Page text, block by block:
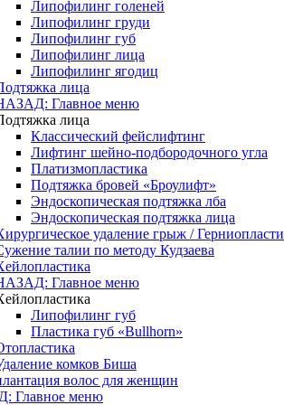
Липофилинг голеней
Липофилинг груди
Липофилинг губ
Липофилинг лица
Липофилинг ягодиц
лица
Главное меню
лица
Классический фейслифтинг
Лифтинг шейно-подбородочного угла
Платизмопластика
Подтяжка бровей «Броулифт»
Эндоскопическая подтяжка лба
Эндоскопическая подтяжка лица
удаление грыж /
талии по методу Кудзаева
Главное меню
Липофилинг губ
Пластика губ «Bullhorn»
комков Биша
волос для женщин
Главное меню